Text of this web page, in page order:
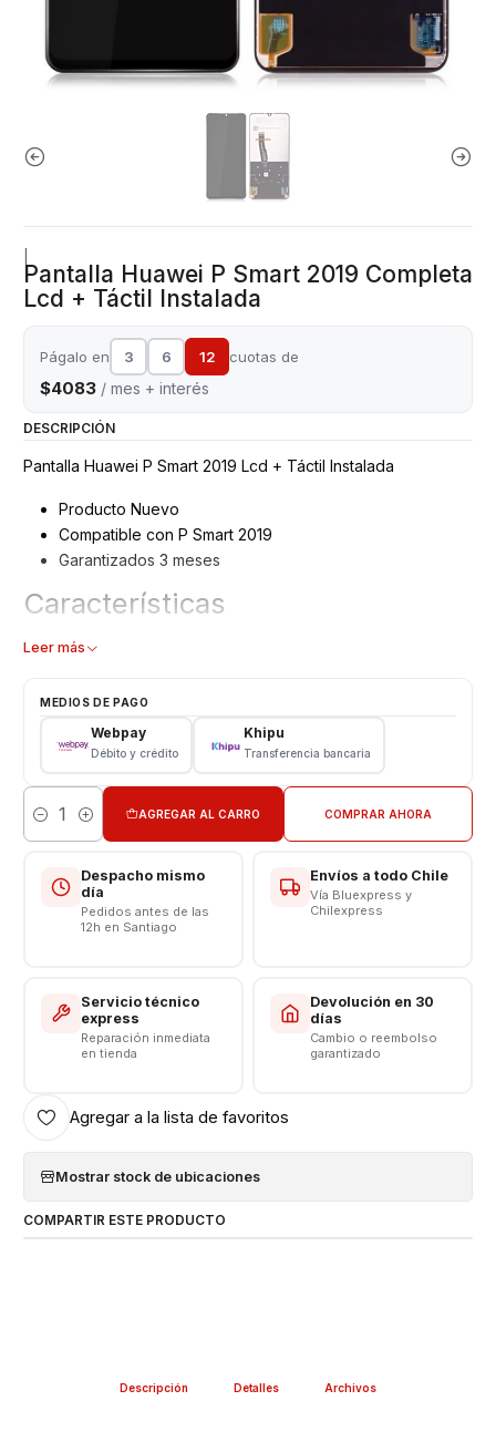
Pantalla Huawei P Smart 2019 Completa
Lcd + Táctil Instalada
Págalo en 3 6 12 cuotas de
$4083 / mes + interés
DESCRIPCIÓN
Pantalla Huawei P Smart 2019 Lcd + Táctil Instalada
Producto Nuevo
Compatible con P Smart 2019
Garantizados 3 meses
Características
Pantalla Huawei
VALOR INCLUYE INSTALACIÓN
Leer más
MEDIOS DE PAGO
Webpay
Débito y crédito
Khipu
Transferencia bancaria
Cantidad
AGREGAR AL CARRO COMPRAR AHORA
Despacho mismo
día
Pedidos antes de las
12h en Santiago
Envíos a todo Chile
Vía Bluexpress y
Chilexpress
Servicio técnico
express
Reparación inmediata
en tienda
Devolución en 30
días
Cambio o reembolso
garantizado
Agregar a la lista de favoritos
Mostrar stock de ubicaciones
COMPARTIR ESTE PRODUCTO
Descripción Detalles Archivos